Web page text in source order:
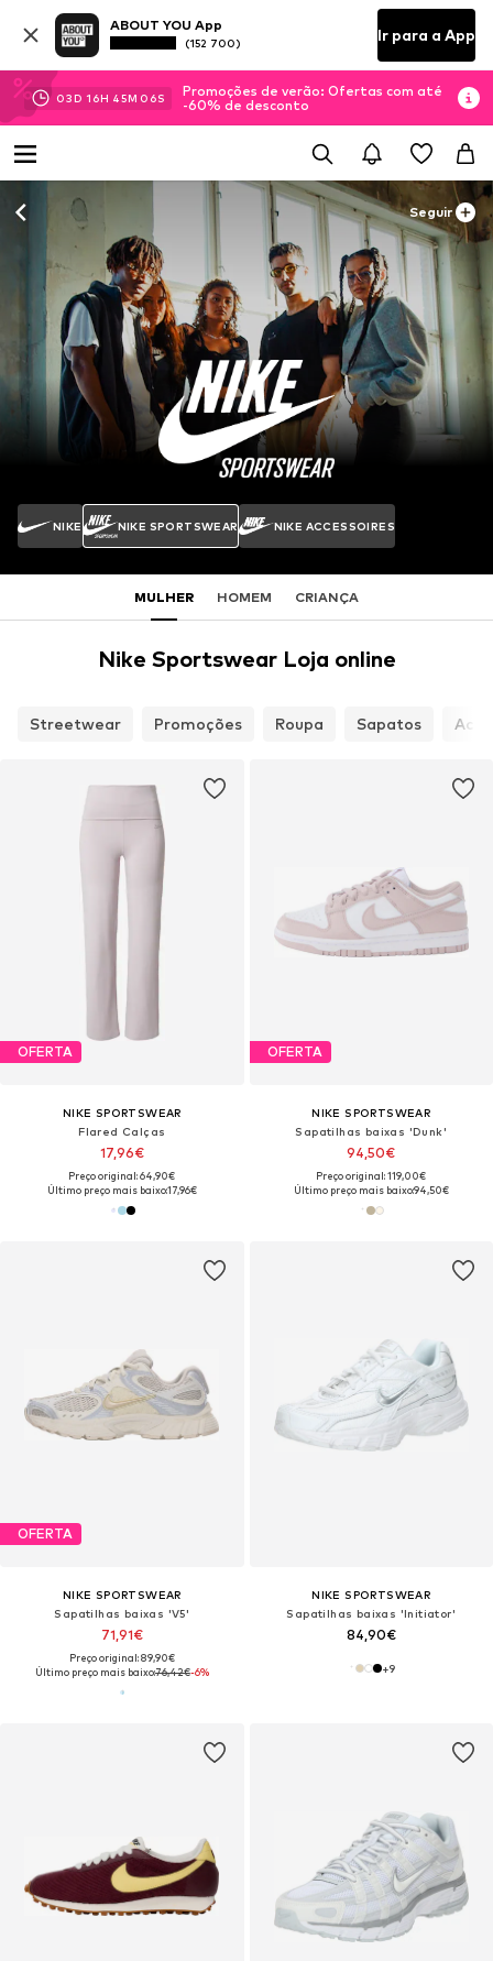
ABOUT YOU App
(152 700) Ir para a App
03D 16H 45M 04S
Promoções de verão: Ofertas com até
-60% de desconto
Seguir
NIKE NIKE SPORTSWEAR NIKE ACCESSOIRES
MULHER HOMEM CRIANÇA
Nike Sportswear Loja online
Streetwear Promoções Roupa Sapatos
OFERTA
NIKE SPORTSWEAR
Flared Calças
17,96€
Preço original: 64,90€
Último preço mais baixo:17,96€
OFERTA
NIKE SPORTSWEAR
Sapatilhas baixas 'Dunk'
94,50€
Preço original: 119,00€
Último preço mais baixo:94,50€
OFERTA
NIKE SPORTSWEAR
Sapatilhas baixas 'V5'
71,91€
Preço original: 89,90€
Último preço mais baixo:76,42€-6%
NIKE SPORTSWEAR
Sapatilhas baixas 'Initiator'
84,90€
+9